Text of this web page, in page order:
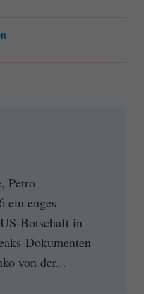
Petro
ein enges
Botschaft in
Dokumenten
von der...